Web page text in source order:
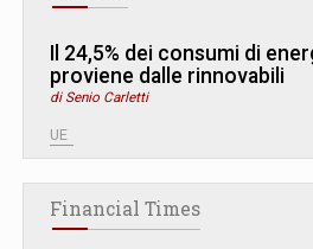
Il 24,5% dei consumi di
proviene dalle rinnovabili
di Senio Carletti
UE
Financial Times